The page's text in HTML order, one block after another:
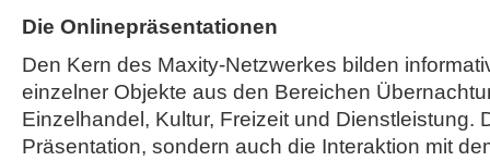
Die Onlinepräsentationen
Den Kern des Maxity-Netzwerkes bilden
einzelner Objekte aus den Bereichen
Einzelhandel, Kultur, Freizeit und Dienstleistung.
Präsentation, sondern auch die Interaktion mit